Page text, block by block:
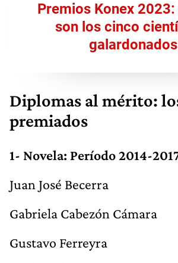
Premios Konex
son los cinco
galardonados
Diplomas al mérito:
premiados
1- Novela: Período 2014-
Juan José Becerra
Gabriela Cabezón Cámara
Gustavo Ferreyra